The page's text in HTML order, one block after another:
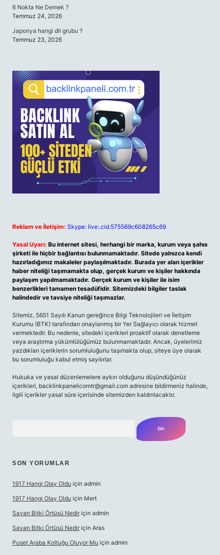
6 Nokta Ne Demek ?
Temmuz 24, 2026
Japonya hangi dil grubu ?
Temmuz 23, 2026
Reklam ve İletişim: Skype: live:.cid.575569c608265c69
Yasal Uyarı: Bu internet sitesi, herhangi bir marka, kurum veya şahıs
şirketi ile hiçbir bağlantısı bulunmamaktadır. Sitede yalnızca kendi
hazırladığımız makaleler paylaşılmaktadır. Burada yer alan içerikler
haber niteliği taşımamakta olup, gerçek kurum ve kişiler hakkında
paylaşım yapılmamaktadır. Gerçek kurum ve kişiler ile isim
benzerlikleri tamamen tesadüfidir. Sitemizdeki bilgiler taslak
halindedir ve tavsiye niteliği taşımazlar.
Sitemiz, 5651 Sayılı Kanun gereğince Bilgi Teknolojileri ve İletişim
Kurumu (BTK) tarafından onaylanmış bir Yer Sağlayıcı olarak hizmet
vermektedir. Bu nedenle, sitedeki içerikleri proaktif olarak denetleme
veya araştırma yükümlülüğümüz bulunmamaktadır. Ancak, üyelerimiz
yazdıkları içeriklerin sorumluluğunu taşımakta olup, siteye üye olarak
bu sorumluluğu kabul etmiş sayılırlar.
Hukuka ve yasal düzenlemelere aykırı olduğunu düşündüğünüz
içerikleri, backlinkpanelicomtr@gmail.com adresine bildirmeniz halinde,
ilgili içerikler yasal süre içerisinde sitemizden kaldırılacaktır.
SON YORUMLAR
1917 Hangi Olay Oldu için admin
1917 Hangi Olay Oldu için Mert
Savan Bitki Örtüsü Nedir için admin
Savan Bitki Örtüsü Nedir için Aras
Puset Araba Koltuğu Oluyor Mu için admin